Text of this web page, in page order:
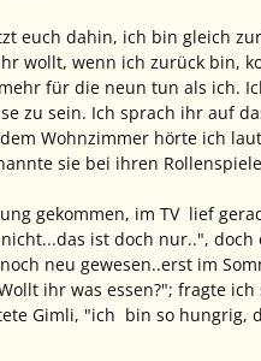
euch dahin, ich bin gleich
wollt, wenn ich zurück bin,
für die neun tun als ich.
zu sein. Ich sprach ihr auf
Wohnzimmer hörte ich
sie bei ihren
gekommen, im TV lief
ist doch nur..",
neu gewesen..erst im
ihr was essen?"; fragte ich
Gimli, "ich bin so hungrig,